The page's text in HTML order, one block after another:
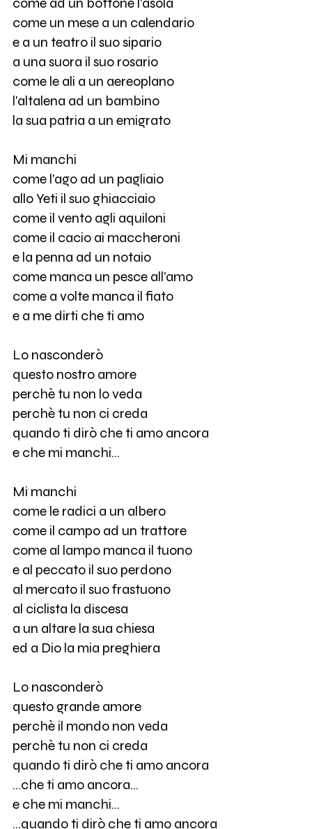
come ad un bottone l'asola
come un mese a un calendario
e a un teatro il suo sipario
a una suora il suo rosario
come le ali a un aereoplano
l'altalena ad un bambino
la sua patria a un emigrato
Mi manchi
come l'ago ad un pagliaio
allo Yeti il suo ghiacciaio
come il vento agli aquiloni
come il cacio ai maccheroni
e la penna ad un notaio
come manca un pesce all'amo
come a volte manca il fiato
e a me dirti che ti amo
Lo nasconderò
questo nostro amore
perchè tu non lo veda
perchè tu non ci creda
quando ti dirò che ti amo ancora
e che mi manchi...
Mi manchi
come le radici a un albero
come il campo ad un trattore
come al lampo manca il tuono
e al peccato il suo perdono
al mercato il suo frastuono
al ciclista la discesa
a un altare la sua chiesa
ed a Dio la mia preghiera
Lo nasconderò
questo grande amore
perchè il mondo non veda
perchè tu non ci creda
quando ti dirò che ti amo ancora
...che ti amo ancora...
e che mi manchi...
...quando ti dirò che ti amo ancora